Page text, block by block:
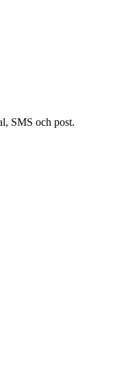
SMS och post.